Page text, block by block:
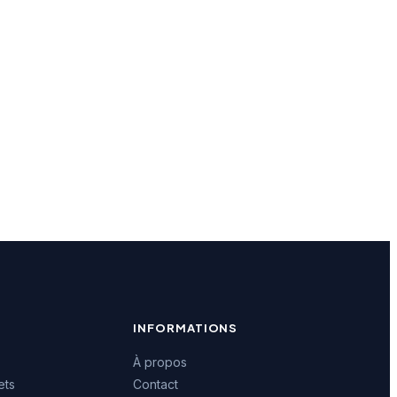
INFORMATIONS
À propos
Contact